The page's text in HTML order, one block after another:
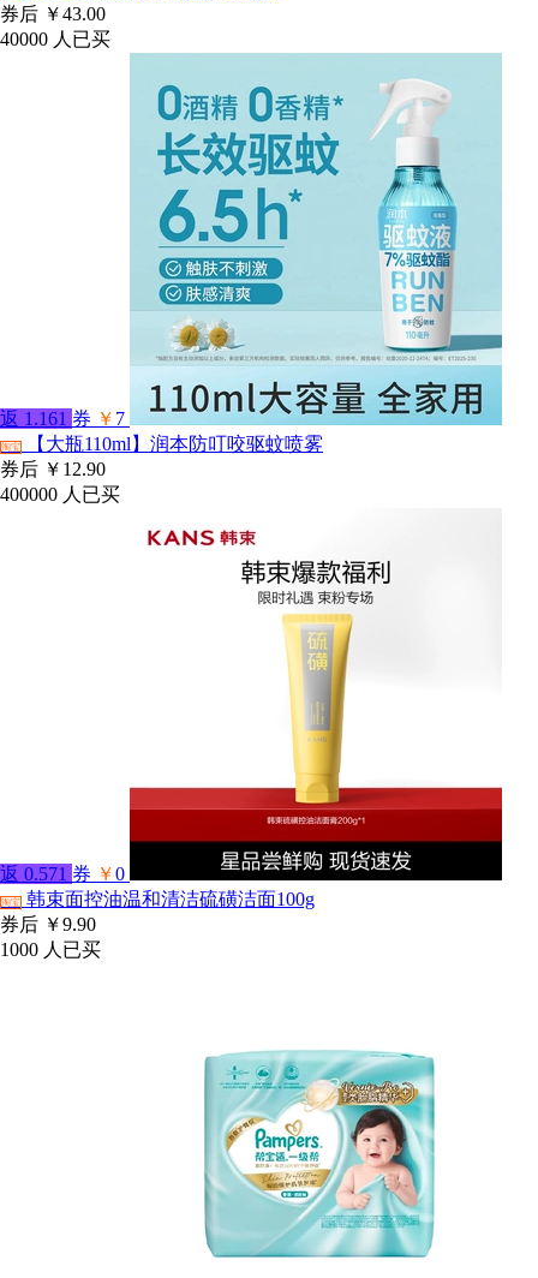
券后 ￥43.00
40000 人已买
返 1.161 券 ￥ 7
淘宝
【大瓶110ml】润本防叮咬驱蚊喷雾
券后 ￥12.90
400000 人已买
返 0.571 券 ￥0
淘宝 韩束面控油温和清洁硫磺洁面100g
券后 ￥9.90
1000 人已买